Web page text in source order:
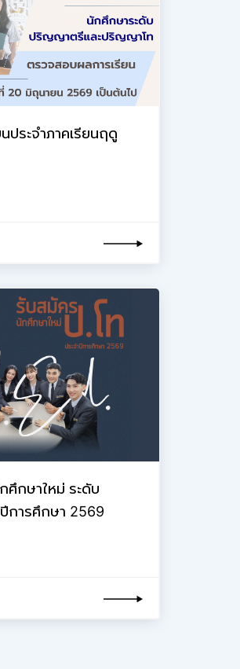
ประจำภาคเรียนฤดู
ศึกษาใหม่ ระดับ
การศึกษา 2569